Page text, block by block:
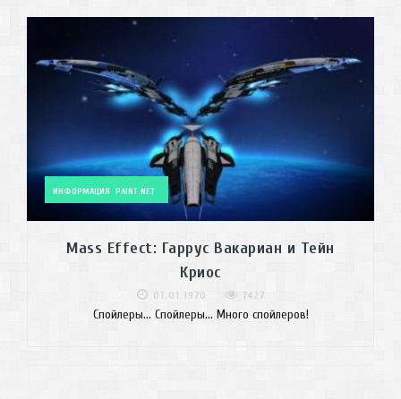
ИНФОРМАЦИЯ PAINT.NET
Mass Effect: Гаррус Вакариан и Тейн
Криос
01.01.1970 7427
Спойлеры... Спойлеры... Много спойлеров!